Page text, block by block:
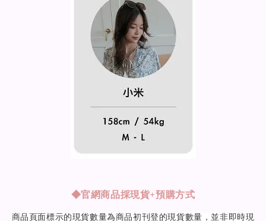
◆官網商品採現貨+預購方式
商品頁面標示的現貨數量為商品初刊登的現貨數量，並非即時現